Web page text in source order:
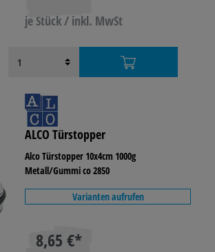
je Stück / inkl. MwSt
ALCO Türstopper
Alco Türstopper 10x4cm 1000g
Metall/Gummi co 2850
Varianten aufrufen
8,65 €*